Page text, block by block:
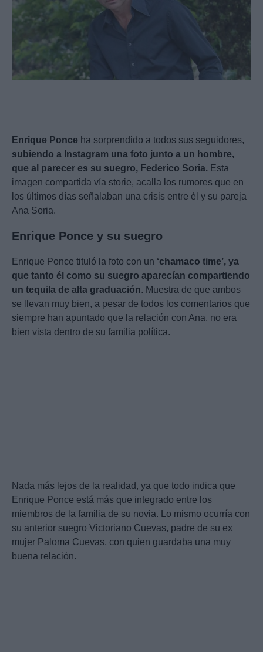
Enrique Ponce ha sorprendido a todos sus seguidores,
subiendo a Instagram una foto junto a un hombre,
que al parecer es su suegro, Federico Soria. Esta
imagen compartida vía storie, acalla los rumores que en
los últimos días señalaban una crisis entre él y su pareja
Ana Soria.
Enrique Ponce y su suegro
Enrique Ponce tituló la foto con un ‘chamaco time’, ya
que tanto él como su suegro aparecían compartiendo
un tequila de alta graduación. Muestra de que ambos
se llevan muy bien, a pesar de todos los comentarios que
siempre han apuntado que la relación con Ana, no era
bien vista dentro de su familia política.
Nada más lejos de la realidad, ya que todo indica que
Enrique Ponce está más que integrado entre los
miembros de la familia de su novia. Lo mismo ocurría con
su anterior suegro Victoriano Cuevas, padre de su ex
mujer Paloma Cuevas, con quien guardaba una muy
buena relación.